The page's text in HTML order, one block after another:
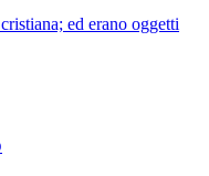
ed erano oggetti